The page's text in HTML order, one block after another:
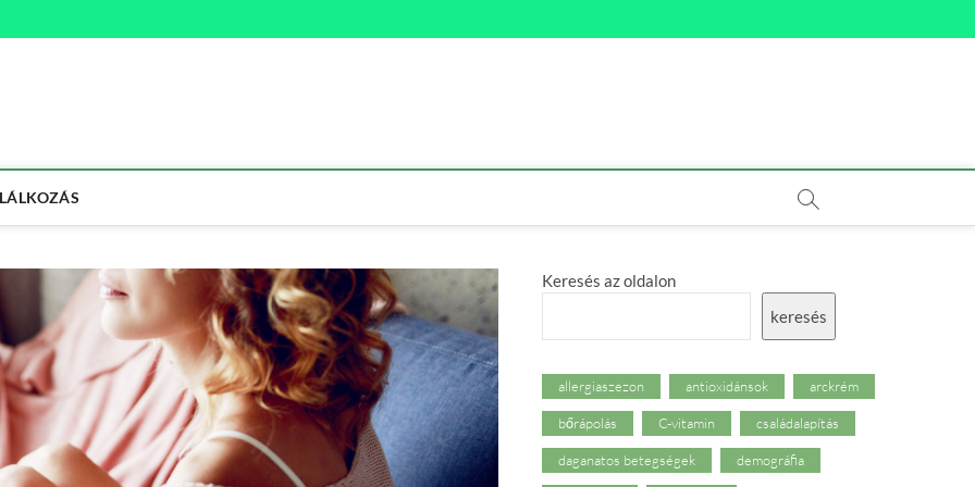
Keresés az oldalon
keresés
allergiaszezon antioxidánsok arckrém
bőrápolás C-vitamin családalapítás
daganatos betegségek demográfia